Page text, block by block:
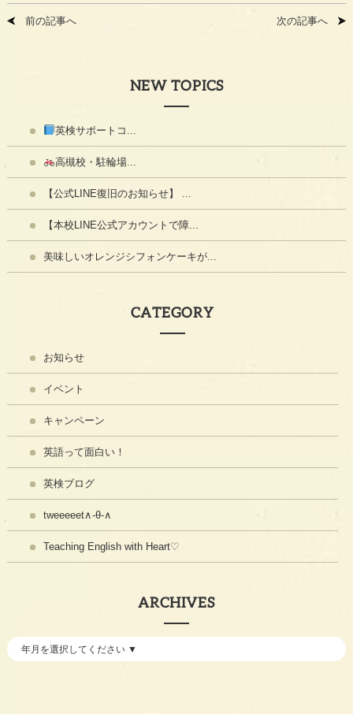
前の記事へ 次の記事へ
NEW TOPICS
英検サポートコ...
高槻校・駐輪場...
【公式LINE復旧のお知らせ】 ...
【本校LINE公式アカウントで障...
美味しいオレンジシフォンケーキが...
CATEGORY
お知らせ
イベント
キャンペーン
英語って面白い！
英検ブログ
tweeeeet∧-θ-∧
Teaching English with Heart♡
ARCHIVES